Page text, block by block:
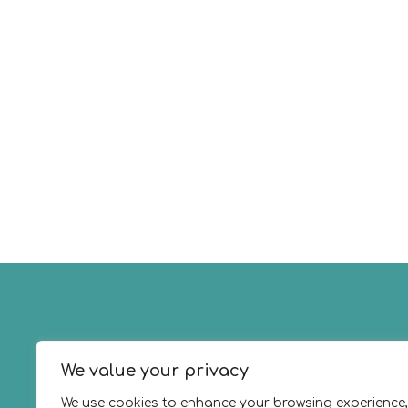
We value your privacy
We use cookies to enhance your browsing experience,